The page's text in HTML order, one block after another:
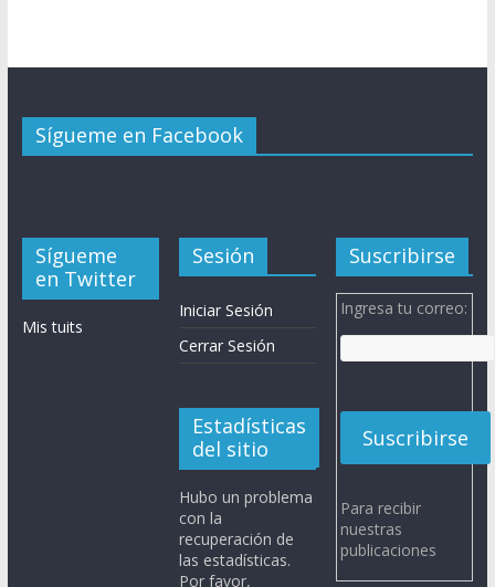
Sígueme en Facebook
Sígueme
en Twitter
Mis tuits
Sesión
Iniciar Sesión
Cerrar Sesión
Estadísticas
del sitio
Hubo un problema
con la
recuperación de
las estadísticas.
Por favor,
Suscribirse
Ingresa tu correo:
Para recibir
nuestras
publicaciones